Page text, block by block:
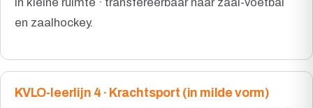
in kleine ruimte · transfereerbaar naar zaal-voetbal
en zaalhockey.
KVLO-leerlijn 4 · Krachtsport (in milde vorm)